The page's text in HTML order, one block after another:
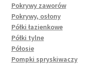
Pokrywy zaworów
Pokrywy, osłony
Półki łazienkowe
Półki tylne
Półosie
Pompki spryskiwaczy